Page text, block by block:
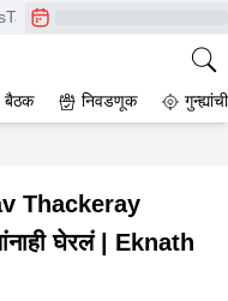
CrimeTak
बैठक निवडणूक
thackeray also
Thackeray
घेरलं | Eknath